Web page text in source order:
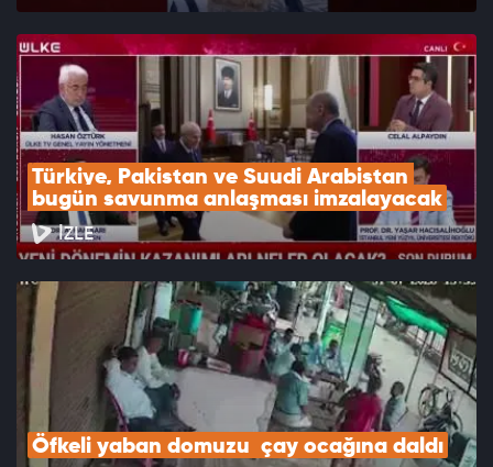
Türkiye, Pakistan ve Suudi Arabistan
bugün savunma anlaşması imzalayacak
İZLE
Öfkeli yaban domuzu  çay ocağına daldı